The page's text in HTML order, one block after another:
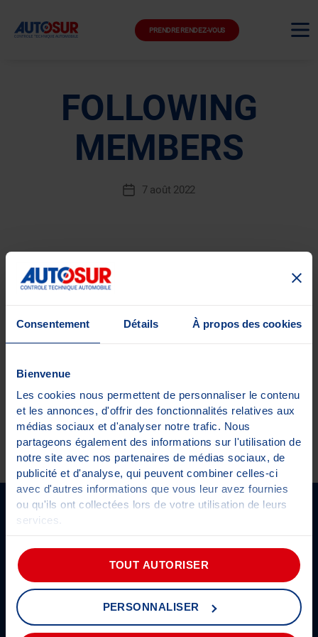
Consentement Détails À propos des cookies
Bienvenue
Les cookies nous permettent de personnaliser le contenu
et les annonces, d'offrir des fonctionnalités relatives aux
médias sociaux et d'analyser notre trafic. Nous
partageons également des informations sur l'utilisation de
notre site avec nos partenaires de médias sociaux, de
publicité et d'analyse, qui peuvent combiner celles-ci
avec d'autres informations que vous leur avez fournies
ou qu'ils ont collectées lors de votre utilisation de leurs
services.
Pour plus d'informations sur les cookies,cliquez-ici.
TOUT AUTORISER
PERSONNALISER
PRENDRE RENDEZ-VOUS
FOLLOWING
MEMBERS
Date7 août 2022
←
TEA CEREDE
→
DYNAMIC CLUB PANHARD ET LEVASSOR
SUIVEZ-NOUS SUR LES RÉSEAUX
Prendre rendez-vous
Être alerté
Informations CT
Actualités
Présentation du groupe
Découvrez Autosur